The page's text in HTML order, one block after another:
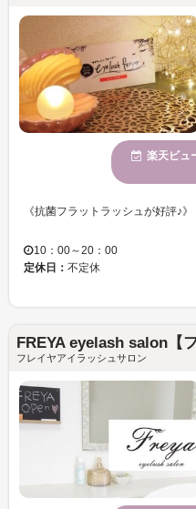
楽天ビュ
10：00～20：00
定休日： 不定休
FREYA eyelash salon【
フレイヤアイラッシュサロン